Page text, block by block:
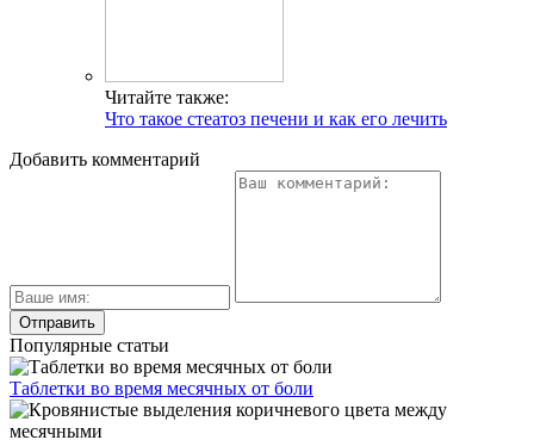
Читайте также:
Что такое стеатоз печени и как его лечить
Добавить комментарий
Популярные статьи
Таблетки во время месячных от боли